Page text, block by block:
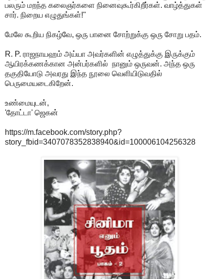
பலரும் மறந்த கலைஞர்களை நினைவுகூர்கிறீர்கள். வாழ்த்துகள்
சார். நிறைய எழுதுங்கள்!"
மேலே கூறிய நிகழ்வே, ஒரு பானை சோற்றுக்கு ஒரு சோறு பதம்.
R. P. ராஜநாயஹம் அய்யா அவர்களின் எழுத்துக்கு இருக்கும்
ஆயிரக்கணக்கான அன்பர்களில் நானும் ஒருவன். அந்த ஒரு
தகுதியோடு அவரது இந்த நூலை வெளியிடுவதில்
பெருமையடைகிறேன்.
உண்மையுடன்,
'தோட்டா' ஜெகன்
https://m.facebook.com/story.php?
story_fbid=3407078352838940&id=100006104256328